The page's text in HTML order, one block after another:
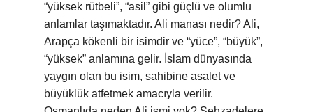
“yüksek rütbeli”, “asil” gibi güçlü ve olumlu
anlamlar taşımaktadır. Ali manası nedir? Ali,
Arapça kökenli bir isimdir ve “yüce”, “büyük”,
“yüksek” anlamına gelir. İslam dünyasında
yaygın olan bu isim, sahibine asalet ve
büyüklük atfetmek amacıyla verilir.